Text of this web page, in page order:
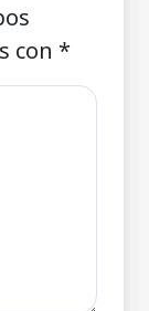
con *